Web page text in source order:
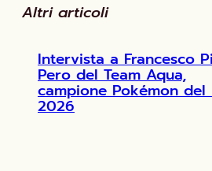
Altri articoli
Intervista a Francesco
Pero del Team Aqua,
campione Pokémon del
2026